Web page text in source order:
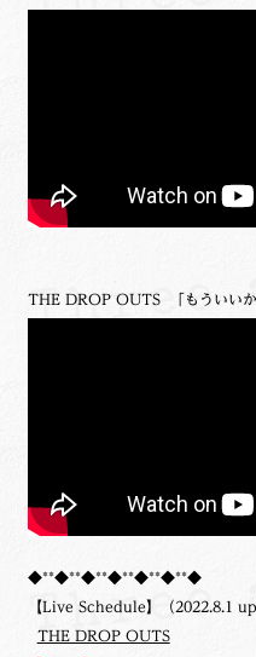
THE DROP OUTS 「もういいか
◆**◆**◆**◆**◆**◆**◆
【Live Schedule】（2022.8.1 up
THE DROP OUTS